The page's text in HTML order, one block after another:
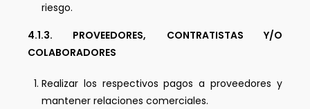
riesgo.
4.1.3. PROVEEDORES, CONTRATISTAS Y/O
COLABORADORES
Realizar los respectivos pagos a proveedores y
mantener relaciones comerciales.